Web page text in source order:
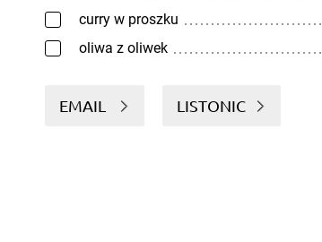
curry w proszku
oliwa z oliwek
EMAIL LISTONIC